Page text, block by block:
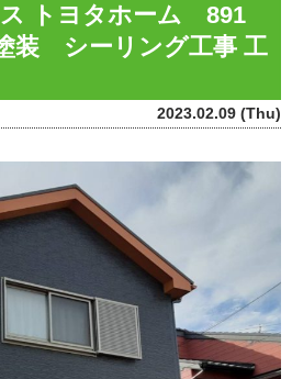
ス トヨタホーム 891
装 シーリング工事 工
2023.02.09 (Thu)